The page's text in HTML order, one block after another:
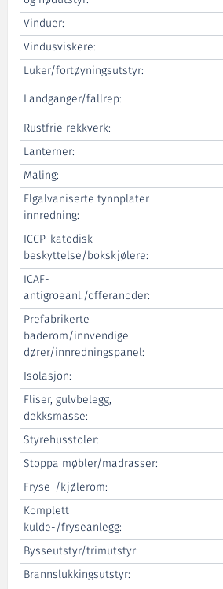
Vinduer:
Vindusviskere:
Luker/fortøyningsutstyr:
Landganger/fallrep:
Rustfrie rekkverk:
Lanterner:
Maling:
Elgalvaniserte tynnplater
innredning:
ICCP-katodisk
beskyttelse/bokskjølere:
ICAF-
antigroeanl./offeranoder:
Prefabrikerte
baderom/innvendige
dører/innredningspanel:
Isolasjon:
Fliser, gulvbelegg,
dekksmasse:
Styrehusstoler:
Stoppa møbler/madrasser:
Fryse-/kjølerom:
Komplett
kulde-/fryseanlegg:
Bysseutstyr/trimutstyr:
Brannslukkingsutstyr: